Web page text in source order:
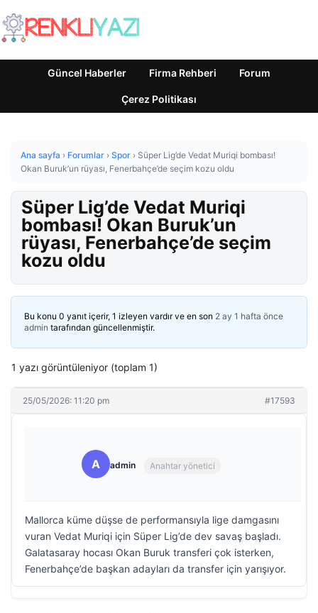
Güncel Haberler Firma Rehberi Forum
Çerez Politikası
Ana sayfa › Forumlar › Spor › Süper Lig’de Vedat Muriqi bombası!
Okan Buruk’un rüyası, Fenerbahçe’de seçim kozu oldu
Süper Lig’de Vedat Muriqi
bombası! Okan Buruk’un
rüyası, Fenerbahçe’de seçim
kozu oldu
Bu konu 0 yanıt içerir, 1 izleyen vardır ve en son 2 ay 1 hafta önce
admin tarafından güncellenmiştir.
1 yazı görüntüleniyor (toplam 1)
25/05/2026: 11:20 pm #17593
A admin Anahtar yönetici
Mallorca küme düşse de performansıyla lige damgasını
vuran Vedat Muriqi için Süper Lig’de dev savaş başladı.
Galatasaray hocası Okan Buruk transferi çok isterken,
Fenerbahçe’de başkan adayları da transfer için yarışıyor.